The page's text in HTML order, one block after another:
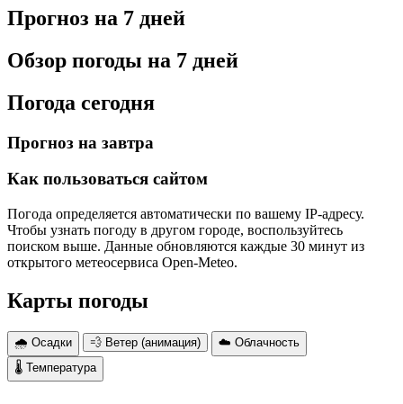
Прогноз на 7 дней
Обзор погоды на 7 дней
Погода сегодня
Прогноз на завтра
Как пользоваться сайтом
Погода определяется автоматически по вашему IP-адресу.
Чтобы узнать погоду в другом городе, воспользуйтесь
поиском выше. Данные обновляются каждые 30 минут из
открытого метеосервиса Open-Meteo.
Карты погоды
🌧 Осадки 💨 Ветер (анимация)
☁️ Облачность
🌡 Температура